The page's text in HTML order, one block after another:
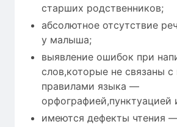
старших родственников;
абсолютное отсутствие
у малыша;
выявление ошибок при
слов,которые не связаны
правилами языка —
орфографией,пунктуацией
имеются дефекты чтения